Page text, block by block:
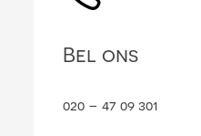
Bel ons
020 – 47 09 301